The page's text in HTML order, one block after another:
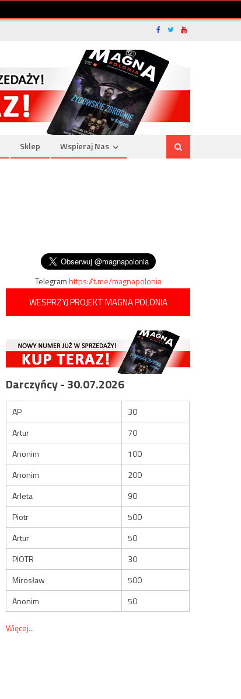
Sklep Wspieraj Nas
Telegramhttps://t.me/magnapolonia
WESPRZYJ PROJEKT MAGNA POLONIA
Darczyńcy - 30.07.2026
AP
30
Artur
70
Anonim
100
Anonim
200
Arleta
90
Piotr
500
Artur
50
PIOTR
30
Mirosław
500
Anonim
50
Więcej...